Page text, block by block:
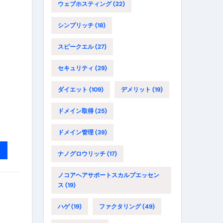
ウェブホスティング(22)
シンプリッチ(18)
スピークエル(27)
セキュリティ (29)
ダイエット (109) デメリット (19)
ドメイン取得(25)
ドメイン管理(39)
ナノグロウリッチ(17)
ノコアヘアサポートスカルプエッセン
ス (19)
ハゲ(19) ファクタリング(49)